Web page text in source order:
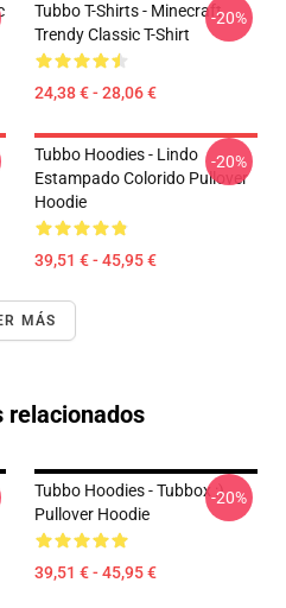
Tubbo T-Shirts - Minecraft
Trendy Classic T-Shirt
24,38 € - 28,06 €
-20%
Tubbo Hoodies - Lindo
Estampado Colorido Pullover
Hoodie
39,51 € - 45,95 €
-20%
MÁS
relacionados
Tubbo Hoodies - Tubbox :)
Pullover Hoodie
39,51 € - 45,95 €
-20%